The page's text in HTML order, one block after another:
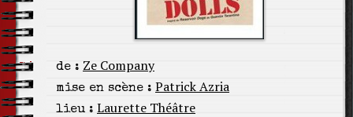
de : Ze Company
mise en scène : Patrick Azria
lieu : Laurette Théâtre